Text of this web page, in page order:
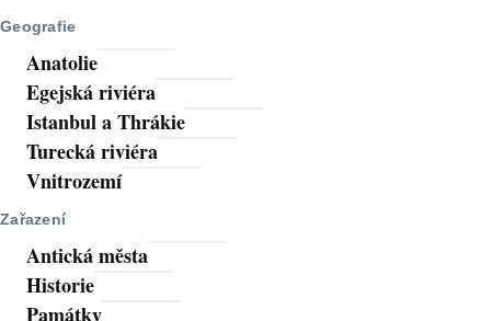
Geografie
Anatolie
Egejská riviéra
Istanbul a Thrákie
Turecká riviéra
Vnitrozemí
Zařazení
Antická města
Historie
Památky